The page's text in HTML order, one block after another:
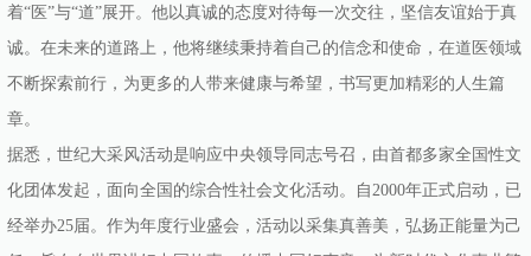
着“医”与“道”展开。他以真诚的态度对待每一次交往，坚信友谊始于真
诚。在未来的道路上，他将继续秉持着自己的信念和使命，在道医领域
不断探索前行，为更多的人带来健康与希望，书写更加精彩的人生篇
章。
据悉，世纪大采风活动是响应中央领导同志号召，由首都多家全国性文
化团体发起，面向全国的综合性社会文化活动。自2000年正式启动，已
经举办25届。作为年度行业盛会，活动以采集真善美，弘扬正能量为己